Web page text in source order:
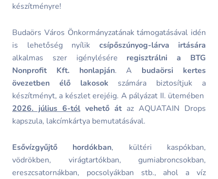
készítményre!
Budaörs Város Önkormányzatának támogatásával idén
is lehetőség nyílik csípőszúnyog-lárva irtására
alkalmas szer igénylésére regisztrálni a BTG
Nonprofit Kft. honlapján. A budaörsi kertes
övezetben élő lakosok számára biztosítjuk a
készítményt, a készlet erejéig. A pályázat II. ütemében
2026. július 6-tól vehető át az AQUATAIN Drops
kapszula, lakcímkártya bemutatásával.
Esővízgyűjtő hordókban, kültéri kaspókban,
vödrökben, virágtartókban, gumiabroncsokban,
ereszcsatornákban, pocsolyákban stb., ahol a víz